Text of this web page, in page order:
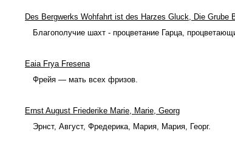
Des Bergwerks Wohfahrt ist des Harzes Gluck, Die Grube
Благополучие шахт - процветание Гарца,
Eaia Frya Fresena
Фрейя — мать всех фризов.
Ernst August Friederike Marie, Marie, Georg
Эрнст, Август, Фредерика, Мария, Мария, Георг.